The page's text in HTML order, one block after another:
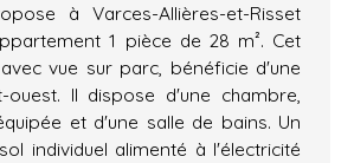
à Varces-Allières-et-Risset
1 pièce de 28 m². Cet
vue sur parc, bénéficie d'une
ouest. Il dispose d'une chambre,
et d'une salle de bains. Un
individuel alimenté à l'électricité